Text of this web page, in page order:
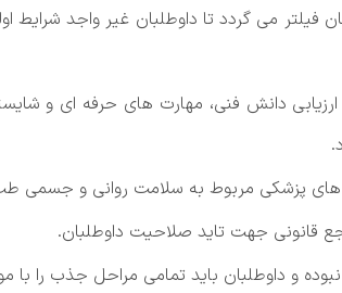
فیلتر می‌ گردد تا داوطلبان غیر واجد
دانش‌ فنی‌، مهارت های حرفه‌ ای و
پزشکی‌ مربوط‌ به‌ سلامت‌ روانی‌ و جسمی‌ طب‌
قانونی‌ جهت‌ تاید صلاحیت‌ داوطلبان.
نبوده و داوطلبان باید تمامی‌ مراحل‌ جذب را